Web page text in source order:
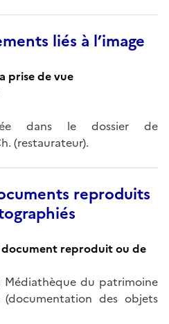
liés à l’image
prise de vue
dans le dossier de
(restaurateur).
reproduits
reproduit ou de
Médiathèque du patrimoine
des objets